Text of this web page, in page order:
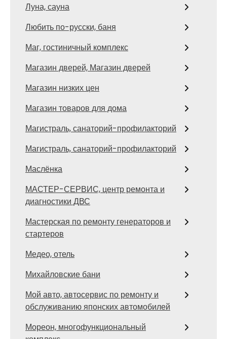
Луна, сауна
Любить по-русски, баня
Маг, гостиничный комплекс
Магазин дверей, Магазин дверей
Магазин низких цен
Магазин товаров для дома
Магистраль, санаторий-профилакторий
Магистраль, санаторий-профилакторий
Маслёнка
МАСТЕР-СЕРВИС, центр ремонта и
диагностики ДВС
Мастерская по ремонту генераторов и
стартеров
Медео, отель
Михайловские бани
Мой авто, автосервис по ремонту и
обслуживанию японских автомобилей
Мореон, многофункциональный